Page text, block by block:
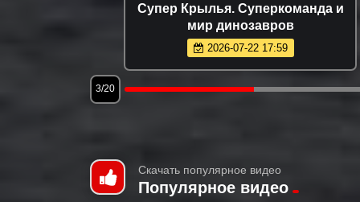
Супер Крылья. Суперкоманда и
мир динозавров
2026-07-22 17:59
3/20
Скачать популярное видео
Популярное видео